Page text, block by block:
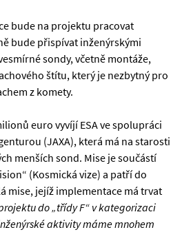
bude na projektu pracovat
bude přispívat inženýrskými
sondy, včetně montáže,
štítu, který je nezbytný pro
z komety.
euro vyvíjí ESA ve spolupráci
(JAXA), která má na starosti
menších sond. Mise je součástí
(Kosmická vize) a patří do
mise, jejíž implementace má trvat
do „třídy F“ v kategorizaci
aktivity máme mnohem